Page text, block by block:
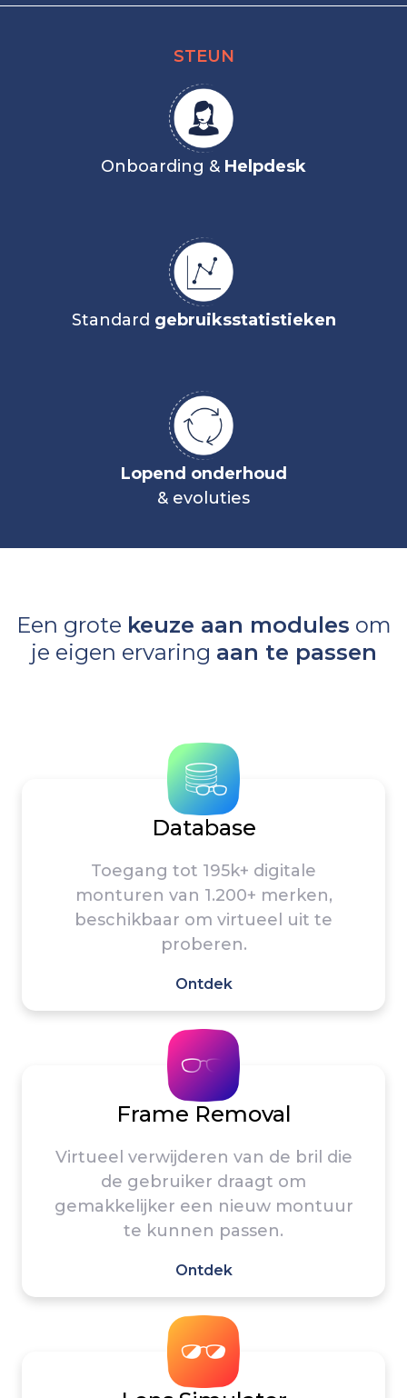
STEUN
Onboarding & Helpdesk
Standard gebruiksstatistieken
Lopend onderhoud
& evoluties
Een grote keuze aan modules om
je eigen ervaring aan te passen
Database
Toegang tot 195k+ digitale
monturen van 1.200+ merken,
beschikbaar om virtueel uit te
proberen.
Ontdek
Frame Removal
Virtueel verwijderen van de bril die
de gebruiker draagt om
gemakkelijker een nieuw montuur
te kunnen passen.
Ontdek